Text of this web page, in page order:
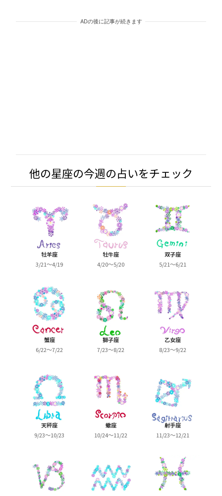
ADの後に記事が続きます
他の星座の今週の占いをチェック
牡羊座
3/21～4/19
牡牛座
4/20～5/20
双子座
5/21～6/21
蟹座
6/22～7/22
獅子座
7/23～8/22
乙女座
8/23～9/22
天秤座
9/23～10/23
蠍座
10/24～11/22
射手座
11/23～12/21